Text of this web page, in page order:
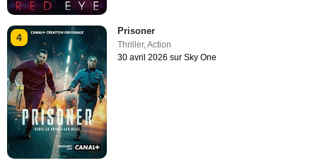
4
Prisoner
Thriller,Action
30 avril 2026 sur Sky One